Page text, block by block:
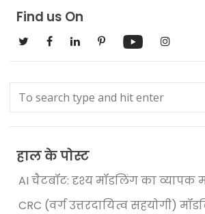
Find us On
हाल के पोस्ट
AI चैटबॉट: दृश्य मॉडलिंग का व्यापक
CRC (वर्ग उत्तरदायित्व सहयोगी)